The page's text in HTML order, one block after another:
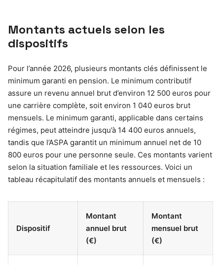
Montants actuels selon les
dispositifs
Pour l’année 2026, plusieurs montants clés définissent le
minimum garanti en pension. Le minimum contributif
assure un revenu annuel brut d’environ 12 500 euros pour
une carrière complète, soit environ 1 040 euros brut
mensuels. Le minimum garanti, applicable dans certains
régimes, peut atteindre jusqu’à 14 400 euros annuels,
tandis que l’ASPA garantit un minimum annuel net de 10
800 euros pour une personne seule. Ces montants varient
selon la situation familiale et les ressources. Voici un
tableau récapitulatif des montants annuels et mensuels :
Dispositif
Montant
annuel brut
(€)
Montant
mensuel brut
(€)